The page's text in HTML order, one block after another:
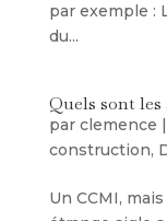
par exemple :
du...
Quels sont les
par clemence |
construction,
Un CCMI,